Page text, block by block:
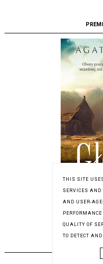
Patronat
THIS SITE
SERVICES
AND USER-
QUALITY OF
TO DETECT